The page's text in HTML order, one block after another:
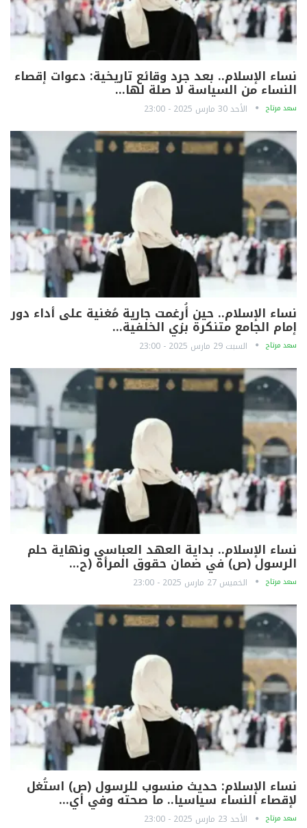
نساء الإسلام.. بعد جرد وقائع تاريخية: دعوات إقصاء
النساء من السياسة لا صلة لها…
سعد مرتاح الأحد 30 مارس 2025 - 23:00
نساء الإسلام.. حين أُرغمت جارية مُغنية على أداء دور
إمام الجامع متنكرة بزي الخلفية…
سعد مرتاح السبت 29 مارس 2025 - 23:00
نساء الإسلام.. بداية العهد العباسي ونهاية حلم
الرسول (ص) في ضمان حقوق المرأة (ح…
سعد مرتاح الخميس 27 مارس 2025 - 23:00
نساء الإسلام: حديث منسوب للرسول (ص) استُغل
لإقصاء النساء سياسيا.. ما صحته وفي أي…
سعد مرتاح الأحد 23 مارس 2025 - 23:00